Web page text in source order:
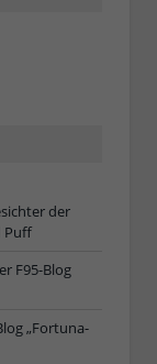
der
Puff
F95-Blog
„Fortuna-